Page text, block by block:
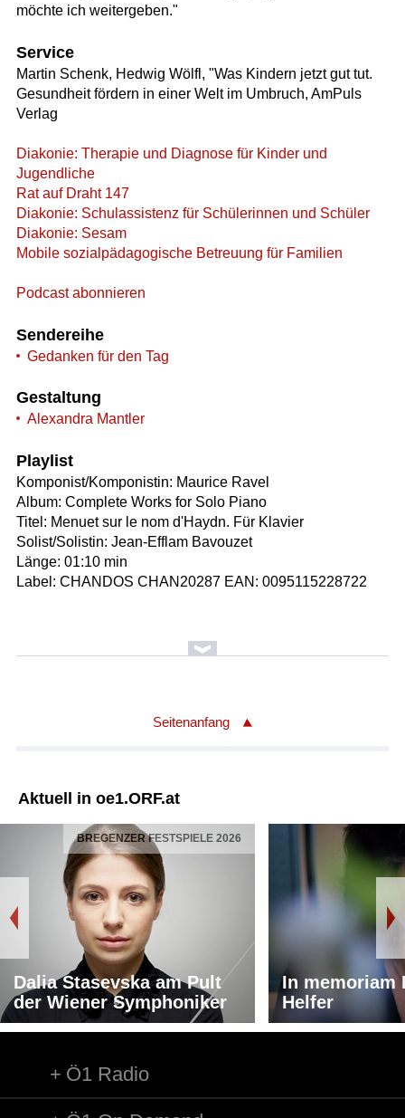
möchte ich weitergeben."
Service
Martin Schenk, Hedwig Wölfl, "Was Kindern jetzt gut tut.
Gesundheit fördern in einer Welt im Umbruch, AmPuls
Verlag
Diakonie: Therapie und Diagnose für Kinder und
Jugendliche
Rat auf Draht 147
Diakonie: Schulassistenz für Schülerinnen und Schüler
Diakonie: Sesam
Mobile sozialpädagogische Betreuung für Familien
Podcast abonnieren
Sendereihe
Gedanken für den Tag
Gestaltung
Alexandra Mantler
Playlist
Komponist/Komponistin: Maurice Ravel
Album: Complete Works for Solo Piano
Titel: Menuet sur le nom d'Haydn. Für Klavier
Solist/Solistin: Jean-Efflam Bavouzet
Länge: 01:10 min
Label: CHANDOS CHAN20287 EAN: 0095115228722
Seitenanfang
Aktuell in oe1.ORF.at
BREGENZER FESTSPIELE 2026
Dalia Stasevska am Pult
der Wiener Symphoniker
In memoriam
Helfer
Ö1 Radio